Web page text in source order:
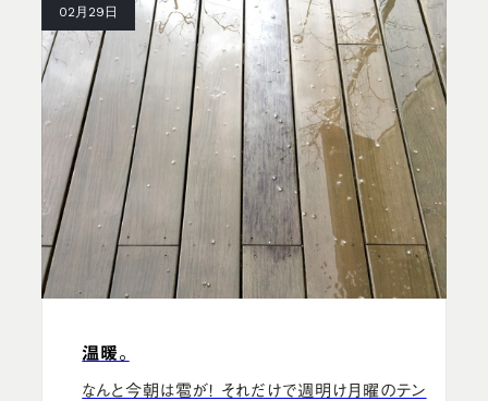
02月29日
温暖。
なんと今朝は雹が！ それだけで週明け月曜のテン